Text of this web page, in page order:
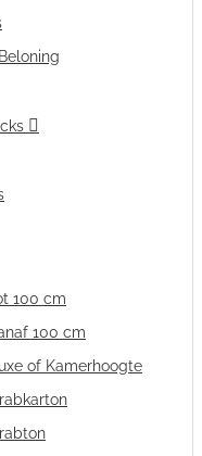
100 cm
100 cm
of Kamerhoogte